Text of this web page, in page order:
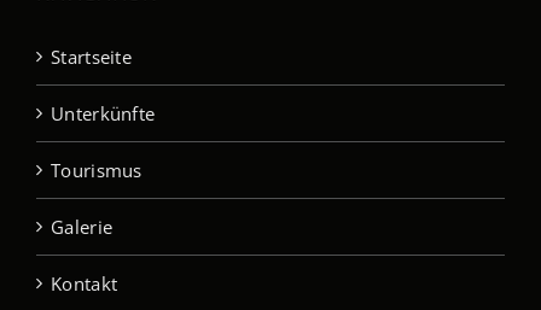
Startseite
Unterkünfte
Tourismus
Galerie
Kontakt